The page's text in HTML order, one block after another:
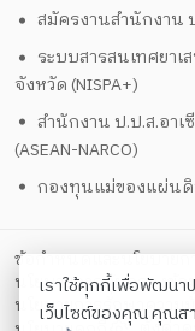
สมัครงานสำนักงาน
ระบบสารสนเทศยาเ
จังหวัด (NISPA+)
สำนักงาน ป.ป.ส.อาเ
(ASEAN-NARCO)
กองทุนแม่ของแผ่น
ข้อกำหนดและนโยบายกา
นโยบายการคุ้มครองข้
นโยบายการรักษาควา
เราใช้คุกกี้เพื่อพัฒนา
เว็บไซต์ของคุณ คุณส